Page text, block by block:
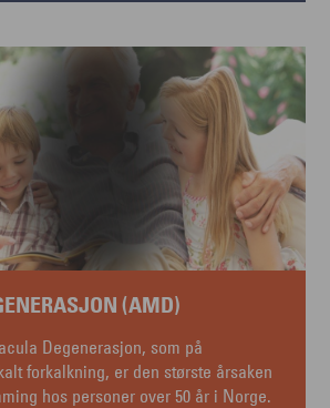
(AMD)
Degenerasjon, som på
forkalkning, er den største årsaken
hos personer over 50 år i Norge.